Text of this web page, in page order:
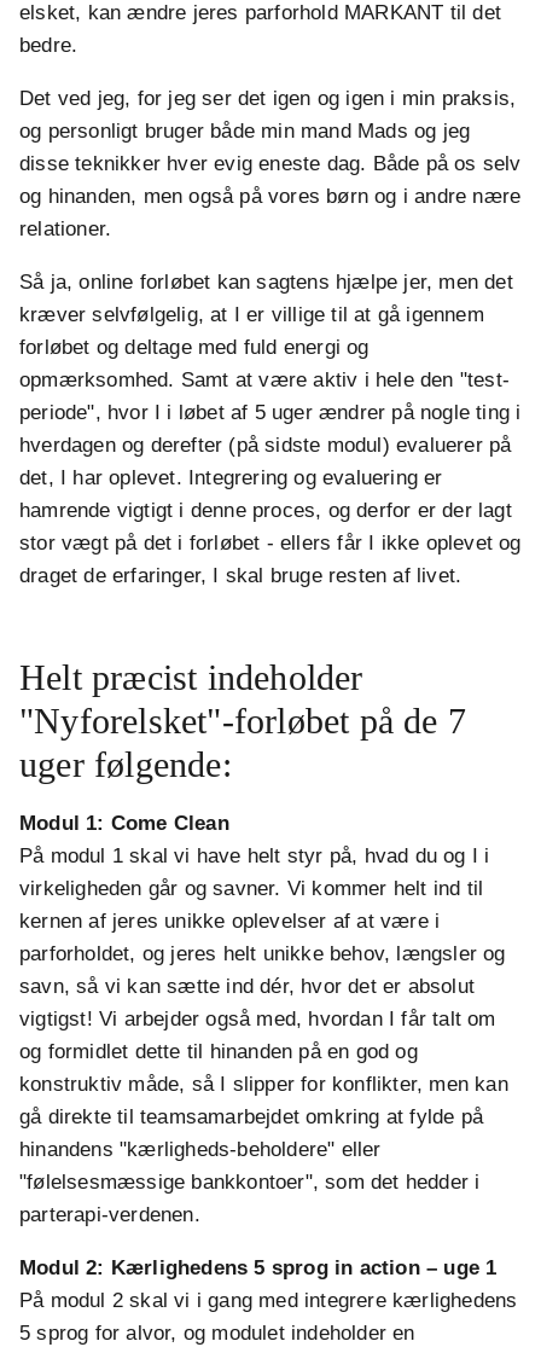
elsket, kan ændre jeres parforhold MARKANT til det
bedre.
Det ved jeg, for jeg ser det igen og igen i min praksis,
og personligt bruger både min mand Mads og jeg
disse teknikker hver evig eneste dag. Både på os selv
og hinanden, men også på vores børn og i andre nære
relationer.
Så ja, online forløbet kan sagtens hjælpe jer, men det
kræver selvfølgelig, at I er villige til at gå igennem
forløbet og deltage med fuld energi og
opmærksomhed. Samt at være aktiv i hele den "test-
periode", hvor I i løbet af 5 uger ændrer på nogle ting i
hverdagen og derefter (på sidste modul) evaluerer på
det, I har oplevet. Integrering og evaluering er
hamrende vigtigt i denne proces, og derfor er der lagt
stor vægt på det i forløbet - ellers får I ikke oplevet og
draget de erfaringer, I skal bruge resten af livet.
Helt præcist indeholder
"Nyforelsket"-forløbet på de 7
uger følgende:
Modul 1: Come Clean
På modul 1 skal vi have helt styr på, hvad du og I i
virkeligheden går og savner. Vi kommer helt ind til
kernen af jeres unikke oplevelser af at være i
parforholdet, og jeres helt unikke behov, længsler og
savn, så vi kan sætte ind dér, hvor det er absolut
vigtigst! Vi arbejder også med, hvordan I får talt om
og formidlet dette til hinanden på en god og
konstruktiv måde, så I slipper for konflikter, men kan
gå direkte til teamsamarbejdet omkring at fylde på
hinandens "kærligheds-beholdere" eller
"følelsesmæssige bankkontoer", som det hedder i
parterapi-verdenen.
Modul 2: Kærlighedens 5 sprog in action – uge 1
På modul 2 skal vi i gang med integrere kærlighedens
5 sprog for alvor, og modulet indeholder en